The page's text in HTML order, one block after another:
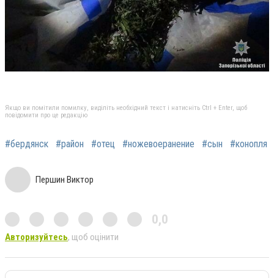
Якщо ви помітили помилку, виділіть необхідний текст і натисніть Ctrl + Enter, щоб
повідомити про це редакцію
#бердянск #район #отец #ножевоеранение #сын #конопля
Першин Виктор
0,0
Авторизуйтесь, щоб оцінити